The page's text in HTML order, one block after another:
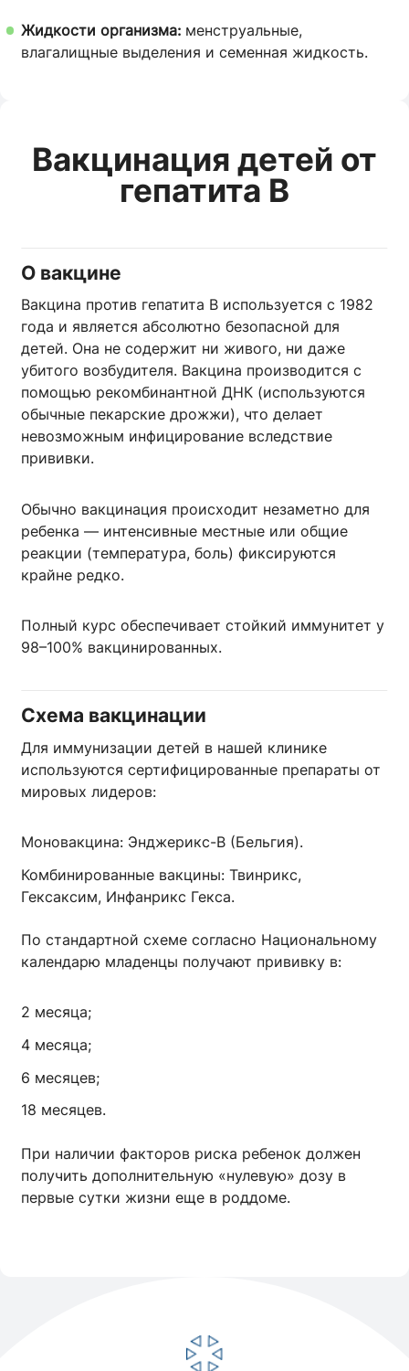
Жидкости организма: менструальные,
влагалищные выделения и семенная жидкость.
Вакцинация детей от
гепатита В
О вакцине
Вакцина против гепатита B используется с 1982
года и является абсолютно безопасной для
детей. Она не содержит ни живого, ни даже
убитого возбудителя. Вакцина производится с
помощью рекомбинантной ДНК (используются
обычные пекарские дрожжи), что делает
невозможным инфицирование вследствие
прививки.
Обычно вакцинация происходит незаметно для
ребенка — интенсивные местные или общие
реакции (температура, боль) фиксируются
крайне редко.
Полный курс обеспечивает стойкий иммунитет у
98–100% вакцинированных.
Схема вакцинации
Для иммунизации детей в нашей клинике
используются сертифицированные препараты от
мировых лидеров:
Моновакцина: Энджерикс-В (Бельгия).
Комбинированные вакцины: Твинрикс,
Гексаксим, Инфанрикс Гекса.
По стандартной схеме согласно Национальному
календарю младенцы получают прививку в:
2 месяца;
4 месяца;
6 месяцев;
18 месяцев.
При наличии факторов риска ребенок должен
получить дополнительную «нулевую» дозу в
первые сутки жизни еще в роддоме.